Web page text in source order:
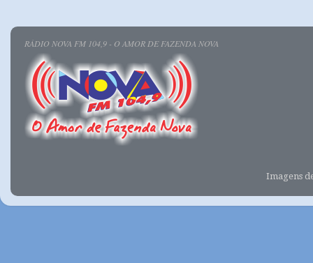
RÁDIO NOVA FM 104,9 - O AMOR DE FAZENDA NOVA
Imagens